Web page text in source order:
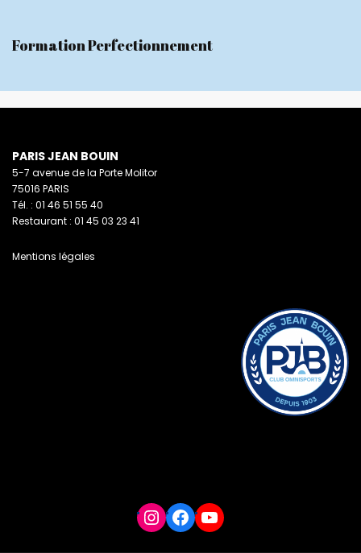
Formation Perfectionnement
PARIS JEAN BOUIN
5-7 avenue de la Porte Molitor
75016 PARIS
Tél. : 01 46 51 55 40
Restaurant : 01 45 03 23 41
Mentions légales
Instagram
Facebook
YouTube